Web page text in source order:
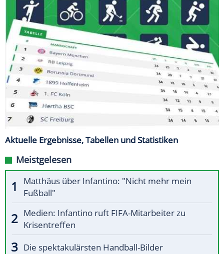
Aktuelle Ergebnisse, Tabellen und Statistiken
Meistgelesen
Matthäus über Infantino: "Nicht mehr mein
Fußball"
Medien: Infantino ruft FIFA-Mitarbeiter zu
Krisentreffen
Die spektakulärsten Handball-Bilder